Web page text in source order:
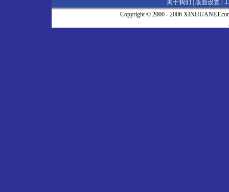
关于我们 | 版面设置
Copyright © 2000 - 2006